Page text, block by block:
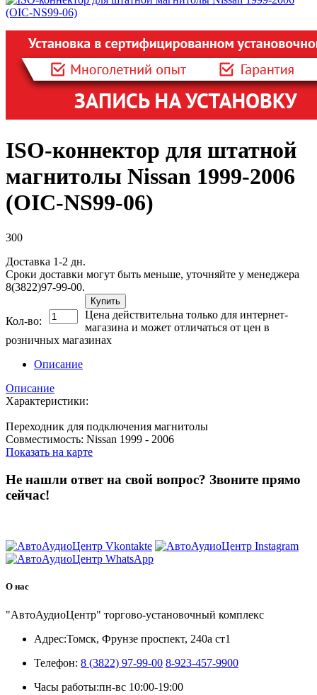
ISO-коннектор для штатной
магнитолы Nissan 1999-2006
(OIC-NS99-06)
300
Доставка 1-2 дн.
Сроки доставки могут быть меньше, уточняйте у менеджера
8(3822)97-99-00.
Кол-во:
Купить
Цена действительна только для интернет-
магазина и может отличаться от цен в
розничных магазинах
Описание
Описание
Характеристики:
Переходник для подключения магнитолы
Совместимость: Nissan 1999 - 2006
Показать на карте
Не нашли ответ на свой вопрос? Звоните прямо
сейчас!
О нас
"АвтоАудиоЦентр" торгово-установочный комплекс
Адрес:Томск, Фрунзе проспект, 240а ст1
Телефон: 8 (3822) 97-99-00 8-923-457-9900
Часы работы:пн-вс 10:00-19:00